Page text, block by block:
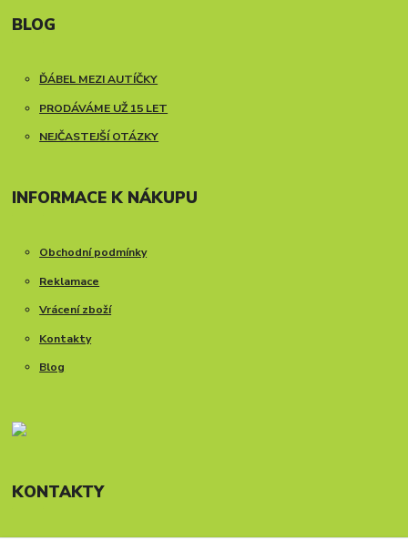
BLOG
ĎÁBEL MEZI AUTÍČKY
PRODÁVÁME UŽ 15 LET
NEJČASTEJŠÍ OTÁZKY
INFORMACE K NÁKUPU
Obchodní podmínky
Reklamace
Vrácení zboží
Kontakty
Blog
KONTAKTY